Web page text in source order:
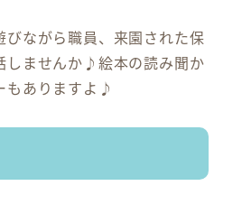
びながら職員、来園された保
しませんか♪絵本の読み聞か
もありますよ♪